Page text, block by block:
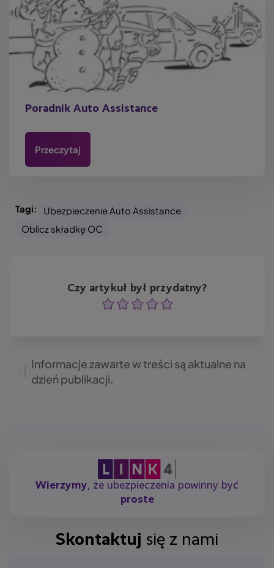
Poradnik Auto Assistance
Przeczytaj
Tagi:
Ubezpieczenie Auto Assistance
Oblicz składkę OC
Czy artykuł był przydatny?
OcenaOcenaOcena
OcenaOcena
Informacje zawarte w treści są aktualne na
dzień publikacji.
Wierzymy, że ubezpieczenia powinny być
proste
Skontaktuj się z nami